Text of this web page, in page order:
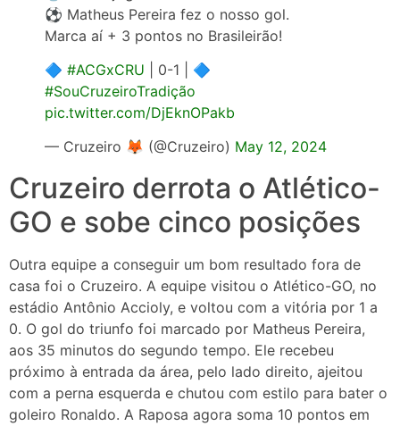
⚽ Matheus Pereira fez o nosso gol.
Marca aí + 3 pontos no Brasileirão!
🔷 #ACGxCRU | 0-1 | 🔷
#SouCruzeiroTradição
pic.twitter.com/DjEknOPakb
— Cruzeiro 🦊 (@Cruzeiro) May 12, 2024
Cruzeiro derrota o Atlético-
GO e sobe cinco posições
Outra equipe a conseguir um bom resultado fora de
casa foi o Cruzeiro. A equipe visitou o Atlético-GO, no
estádio Antônio Accioly, e voltou com a vitória por 1 a
0. O gol do triunfo foi marcado por Matheus Pereira,
aos 35 minutos do segundo tempo. Ele recebeu
próximo à entrada da área, pelo lado direito, ajeitou
com a perna esquerda e chutou com estilo para bater o
goleiro Ronaldo. A Raposa agora soma 10 pontos em